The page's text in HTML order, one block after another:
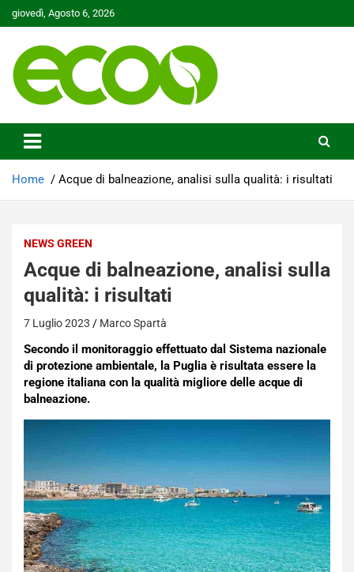
Skip
to
giovedì, Agosto 6, 2026
Ecoo.it
Home Acque di balneazione, analisi sulla qualità: i risultati
NEWS GREEN
Acque di balneazione, analisi sulla
qualità: i risultati
7 Luglio 2023 Marco Spartà
Secondo il monitoraggio effettuato dal Sistema nazionale
di protezione ambientale, la Puglia è risultata essere la
regione italiana con la qualità migliore delle acque di
balneazione.